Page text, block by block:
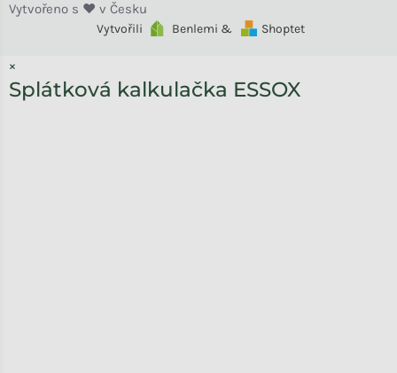
Vytvořili Benlemi & Shoptet
×
Splátková kalkulačka ESSOX